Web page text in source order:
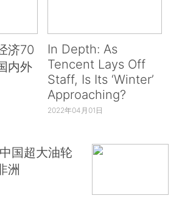
济70
内外
In Depth: As
Tencent Lays Off
Staff, Is Its ‘Winter’
Approaching?
2022年04月01日
国超大油轮
洲